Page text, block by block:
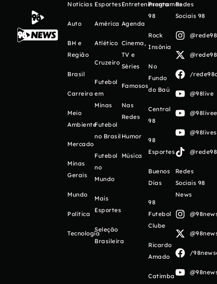
Notícias
Auto
BH e
Região
Brasil
Carreira
Meio
Ambiente
Mercado
Minas
Gerais
Mundo
Política
Tecnologia
Esportes
América
Atlético
Cruzeiro
Futebol
em
Minas
Futebol
no Brasil
Futebol
no
Mundo
Mais
Esportes
Seleção
Brasileira
Entretenimento
Agenda
Cinema,
TV e
Séries
Famosos
Nas
Redes
Humor
Música
Programas
98
Rock
Insônia
No
Fundo
do Baú
Central
98
98
Esportes
Buenos
Días
98
Futebol
Clube
Ricardo
Amado
Catimba
Redes
Sociais 98
/
@98live
Redes
Sociais 98
News
/